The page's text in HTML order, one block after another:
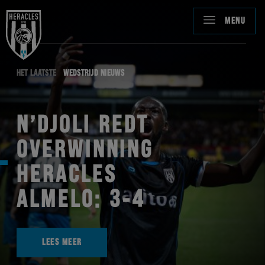
MENU
HET LAATSTE WEDSTRIJD NIEUWS
N’DJOLI REDT
OVERWINNING
HERACLES
ALMELO: 3-4
LEES MEER